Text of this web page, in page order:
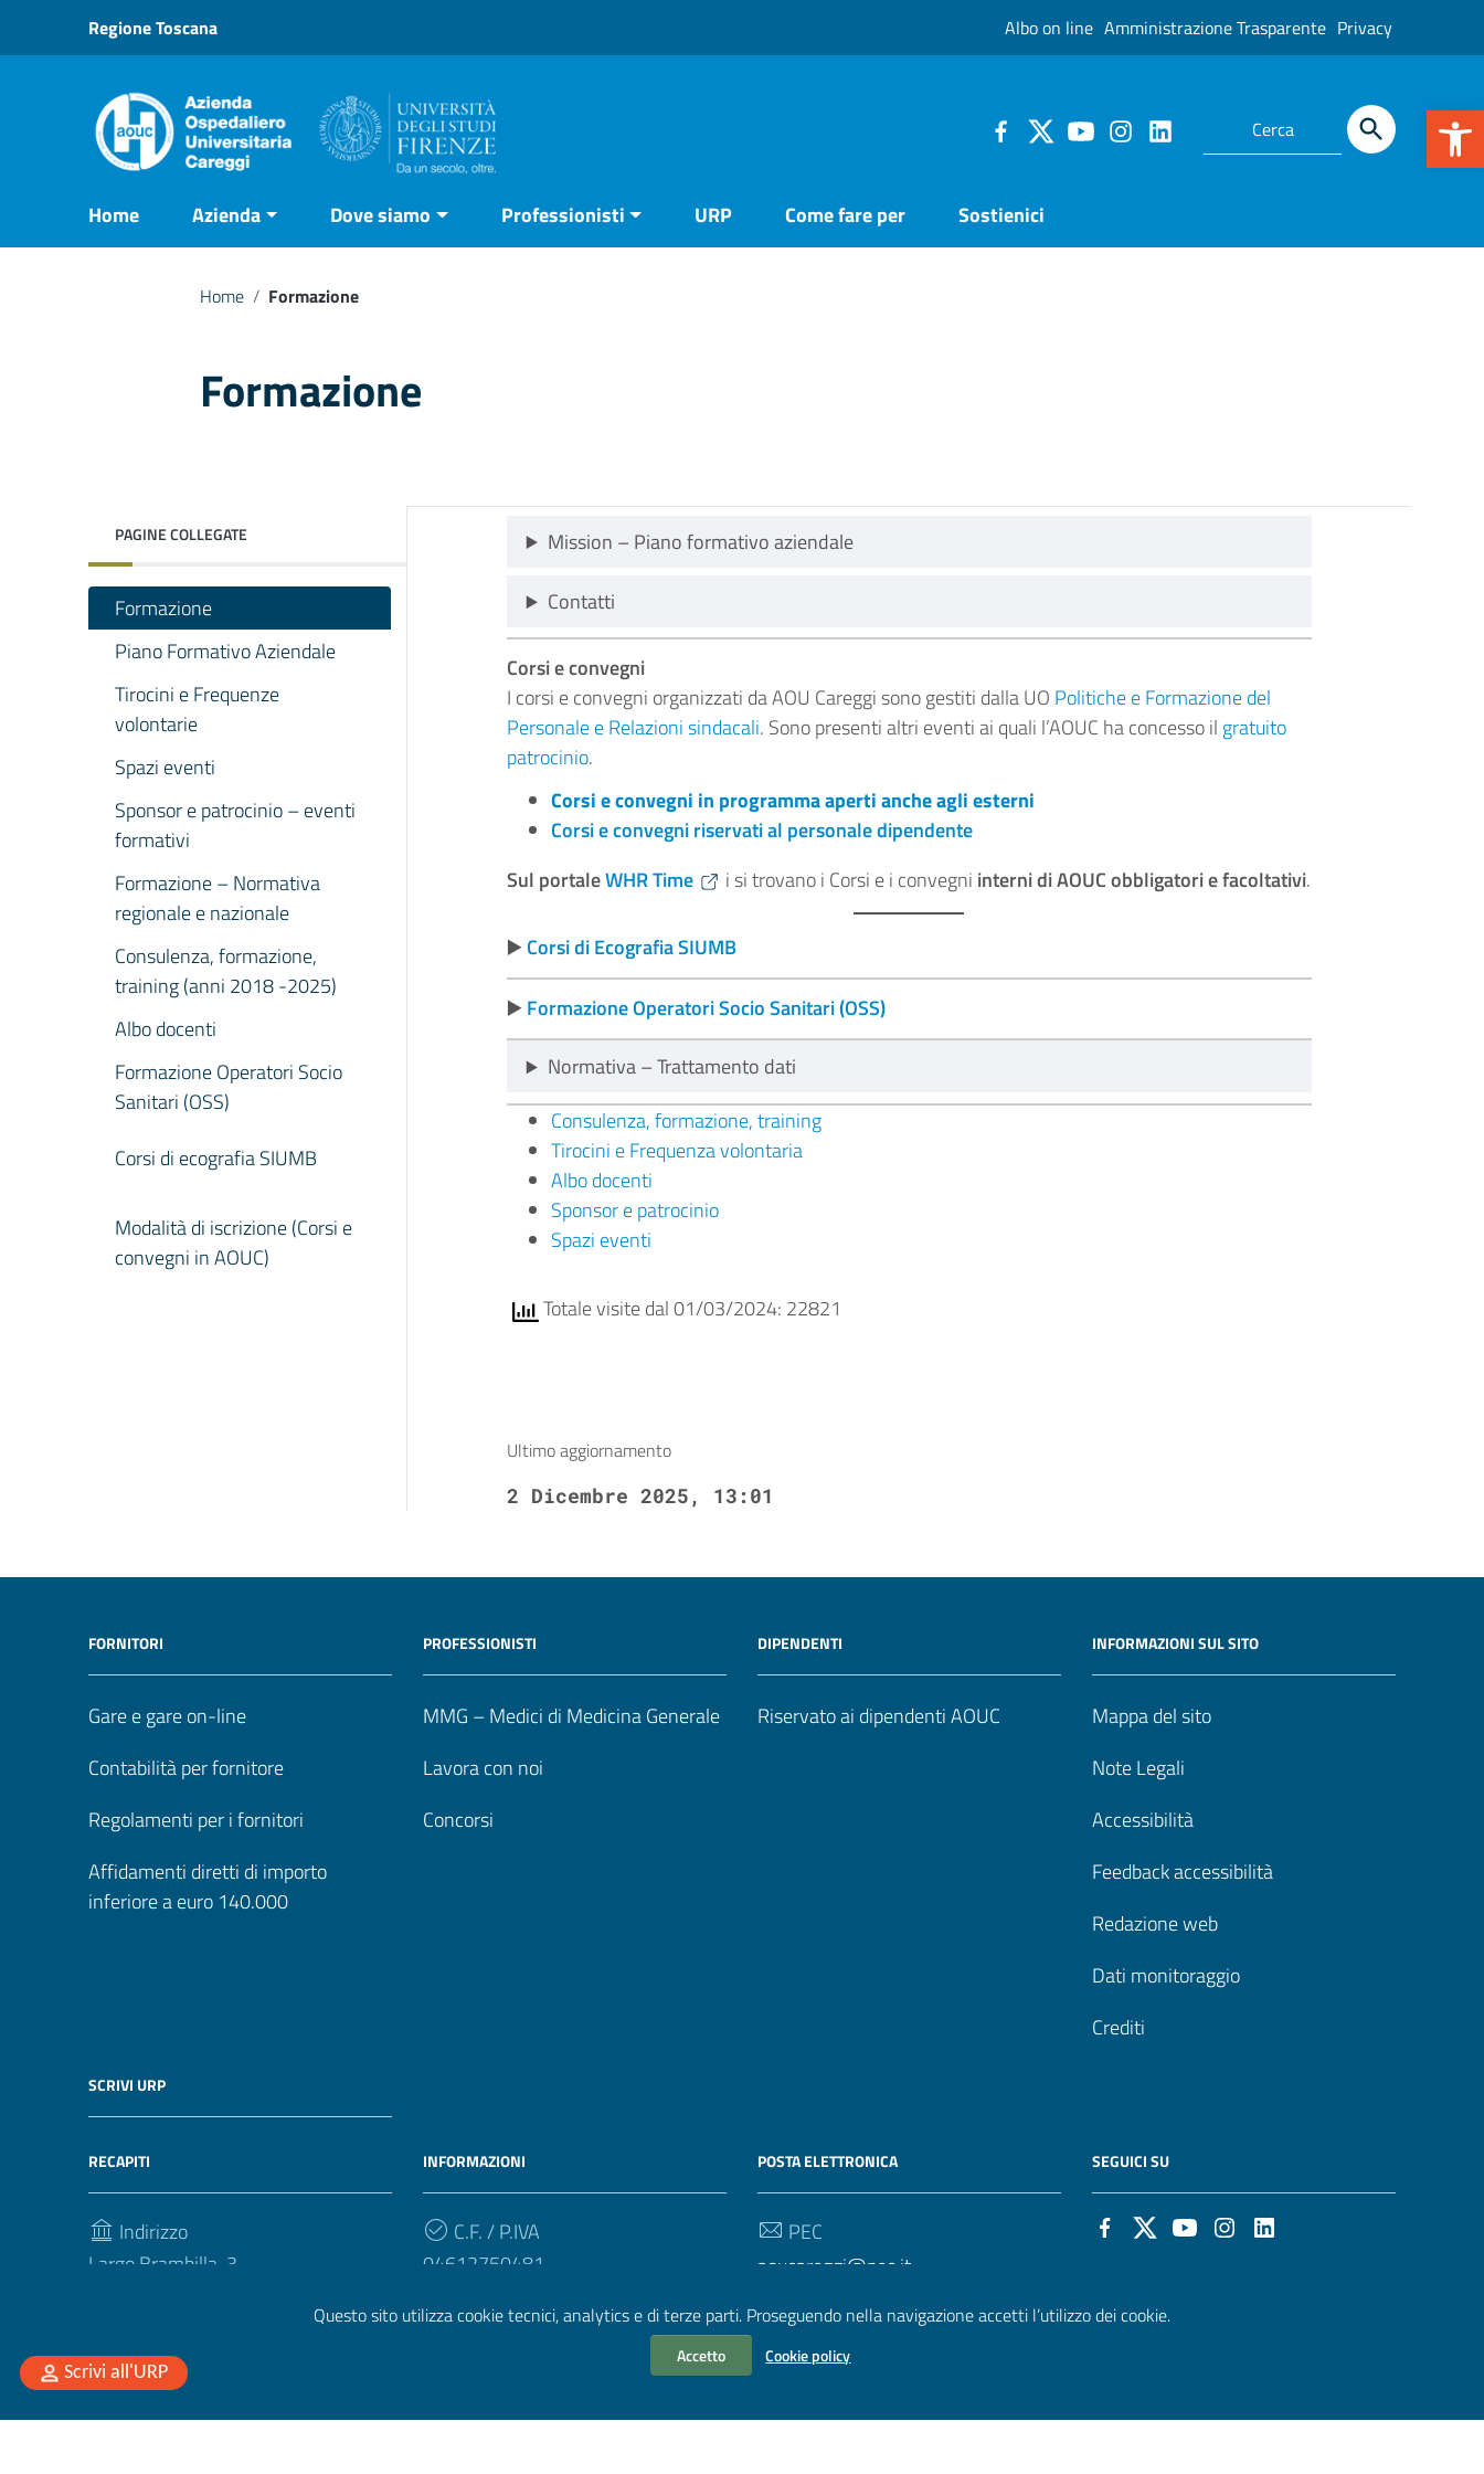
Questo sito utilizza cookie tecnici, analytics e di terze parti. Proseguendo nella navigazione accetti l’utilizzo dei cookie.
Accetto Cookie policy
Vai ai contenuti
Vai al menu di navigazione
Regione Toscana Albo on line Amministrazione Trasparente Privacy
Home Azienda Dove siamo Professionisti URP Come fare per Sostienici
Home / Formazione
Formazione
PAGINE COLLEGATE
Formazione
Piano Formativo Aziendale
Tirocini e Frequenze
volontarie
Spazi eventi
Sponsor e patrocinio – eventi
formativi
Formazione – Normativa
regionale e nazionale
Consulenza, formazione,
training (anni 2018 -2025)
Albo docenti
Formazione Operatori Socio
Sanitari (OSS)
Corsi di ecografia SIUMB
Modalità di iscrizione (Corsi e
convegni in AOUC)
Mission – Piano formativo aziendale
Contatti
Corsi e convegni
I corsi e convegni organizzati da AOU Careggi sono gestiti dalla UO Politiche e Formazione del
Personale e Relazioni sindacali. Sono presenti altri eventi ai quali l’AOUC ha concesso il gratuito
patrocinio.
Corsi e convegni in programma aperti anche agli esterni
Corsi e convegni riservati al personale dipendente
Sul portaleWHR Time i si trovano i Corsi e i convegni interni di AOUC obbligatori e facoltativi.
▶️ Corsi di Ecografia SIUMB
▶️ Formazione Operatori Socio Sanitari (OSS)
Normativa – Trattamento dati
Consulenza, formazione, training
Tirocini e Frequenza volontaria
Albo docenti
Sponsor e patrocinio
Spazi eventi
Totale visite dal 01/03/2024: 22821
Ultimo aggiornamento
2 Dicembre 2025, 13:01
FORNITORI
Gare e gare on-line
Contabilità per fornitore
Regolamenti per i fornitori
Affidamenti diretti di importo
inferiore a euro 140.000
PROFESSIONISTI
MMG – Medici di Medicina Generale
Lavora con noi
Concorsi
DIPENDENTI
Riservato ai dipendenti AOUC
INFORMAZIONI SUL SITO
Mappa del sito
Note Legali
Accessibilità
Feedback accessibilità
Redazione web
Dati monitoraggio
Crediti
SCRIVI URP
Scrivi all'URP
RECAPITI
Indirizzo
Largo Brambilla, 3
(+39) Centralino 055 794 111
INFORMAZIONI
C.F. / P.IVA
04612750481
POSTA ELETTRONICA
PEC
aoucareggi@pec.it
Email
aouc@aou-careggi.toscana.it
SEGUICI SU